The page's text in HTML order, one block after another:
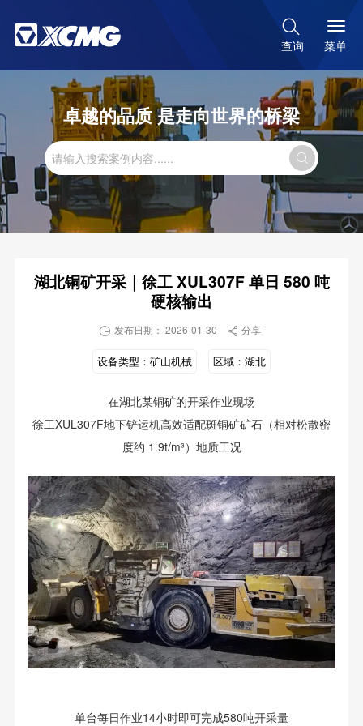

查询 菜单
卓越的品质 是走向世界的桥梁

湖北铜矿开采｜徐工 XUL307F 单日 580 吨
硬核输出
 发布日期： 2026-01-30  分享
设备类型： 矿山机械 区域： 湖北
在湖北某铜矿的开采作业现场
徐工XUL307F地下铲运机高效适配斑铜矿矿石（相对松散密
度约 1.9t/m³）地质工况
单台每日作业14小时即可完成580吨开采量